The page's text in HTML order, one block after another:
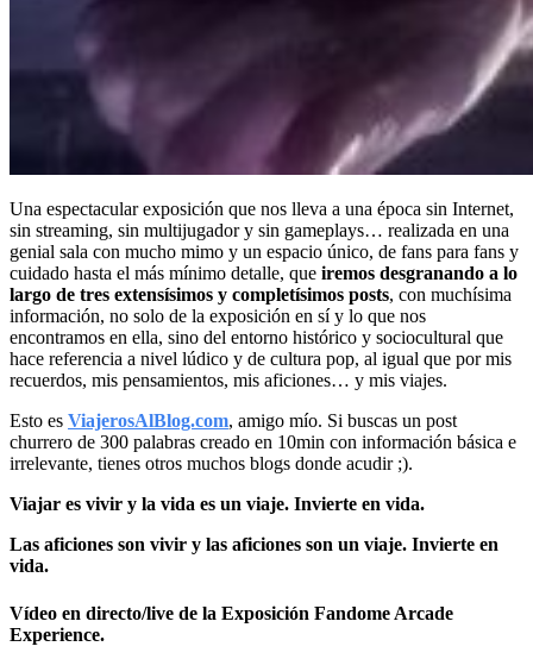
Una espectacular exposición que nos lleva a una época sin Internet,
sin streaming, sin multijugador y sin gameplays… realizada en una
genial sala con mucho mimo y un espacio único, de fans para fans y
cuidado hasta el más mínimo detalle, que iremos desgranando a lo
largo de tres extensísimos y completísimos posts, con muchísima
información, no solo de la exposición en sí y lo que nos
encontramos en ella, sino del entorno histórico y sociocultural que
hace referencia a nivel lúdico y de cultura pop, al igual que por mis
recuerdos, mis pensamientos, mis aficiones… y mis viajes.
Esto es ViajerosAlBlog.com, amigo mío. Si buscas un post
churrero de 300 palabras creado en 10min con información básica e
irrelevante, tienes otros muchos blogs donde acudir ;).
Viajar es vivir y la vida es un viaje. Invierte en vida.
Las aficiones son vivir y las aficiones son un viaje. Invierte en
vida.
Vídeo en directo/live de la Exposición Fandome Arcade
Experience.